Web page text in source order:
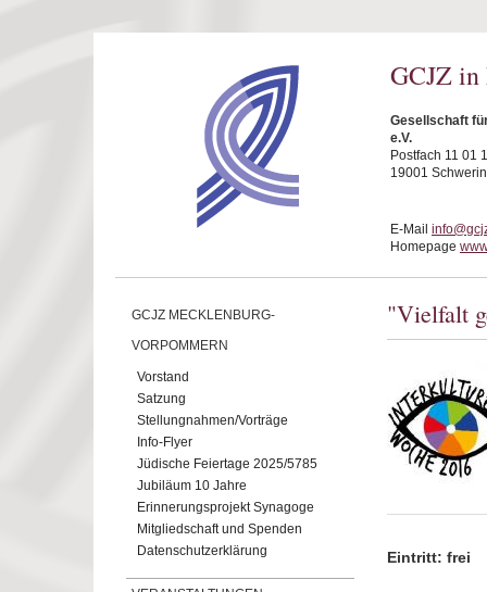
GCJZ in
Gesellschaft
e.V.
Postfach 11 01
19001 Schwerin
E-Mail
Homepage
GCJZ MECKLENBURG-
VORPOMMERN
Vorstand
Satzung
Stellungnahmen/Vorträge
Info-Flyer
Jüdische Feiertage 2025/5785
Jubiläum 10 Jahre
Erinnerungsprojekt Synagoge
Mitgliedschaft und Spenden
Datenschutzerklärung
"Vielfalt
Eintritt: frei